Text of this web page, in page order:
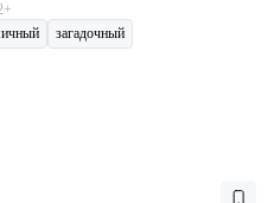
загадочный